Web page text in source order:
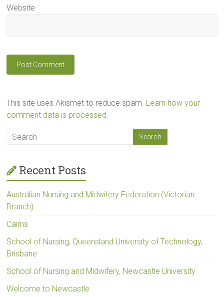
Website
This site uses Akismet to reduce spam. Learn how your
comment data is processed.
Recent Posts
Australian Nursing and Midwifery Federation (Victorian
Branch)
Cairns
School of Nursing, Queensland University of Technology,
Brisbane
School of Nursing and Midwifery, Newcastle University
Welcome to Newcastle